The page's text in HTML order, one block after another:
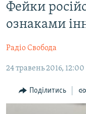
основного
матеріалу
до
навігації
Перейти
ВОДА.КРИМ
ПОЛІТИКА
БЛОГИ
ПОГЛЯД
Фейки
ознаками
Радіо Свобода
24 травень 2016, 12:00
Поділитись